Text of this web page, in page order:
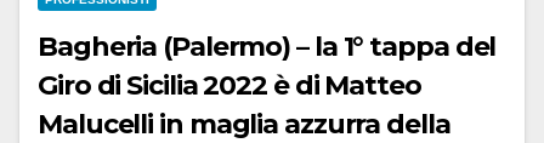
Bagheria (Palermo) – la 1° tappa del
Giro di Sicilia 2022 è di Matteo
Malucelli in maglia azzurra della